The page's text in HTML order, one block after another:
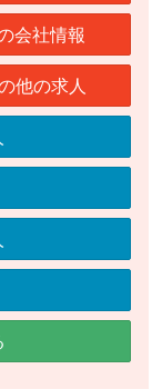
会社情報
他の求人